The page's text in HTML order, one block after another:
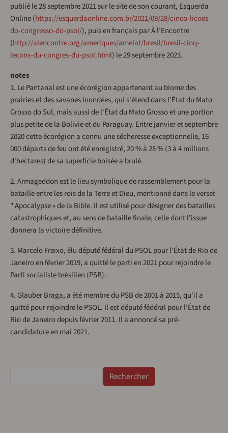
publié le 28 septembre 2021 sur le site de son courant, Esquerda
Online (https://esquerdaonline.com.br/2021/09/28/cinco-licoes-
do-congresso-do-psol/), puis en français par À l’Encontre
(http://alencontre.org/ameriques/amelat/bresil/bresil-cinq-
lecons-du-congres-du-psol.html) le 29 septembre 2021.
notes
1. Le Pantanal est une écorégion appartenant au biome des
prairies et des savanes inondées, qui s'étend dans l'État du Mato
Grosso do Sul, mais aussi de l'État du Mato Grosso et une portion
plus petite de la Bolivie et du Paraguay. Entre janvier et septembre
2020 cette écorégion a connu une sécheresse exceptionnelle, 16
000 départs de feu ont été enregistré, 20 % à 25 % (3 à 4 millions
d'hectares) de sa superficie boisée a brulé.
2. Armageddon est le lieu symbolique de rassemblement pour la
bataille entre les rois de la Terre et Dieu, mentionné dans le verset
" Apocalypse » de la Bible. Il est utilisé pour désigner des batailles
catastrophiques et, au sens de bataille finale, celle dont l'issue
donnera la victoire définitive.
3. Marcelo Freixo, élu député fédéral du PSOL pour l'État de Rio de
Janeiro en février 2019, a quitté le parti en 2021 pour rejoindre le
Parti socialiste brésilien (PSB).
4. Glauber Braga, a été membre du PSB de 2001 à 2015, qu'il a
quitté pour rejoindre le PSOL. Il est député fédéral pour l'État de
Rio de Janeiro depuis février 2011. Il a annoncé sa pré-
candidature en mai 2021.